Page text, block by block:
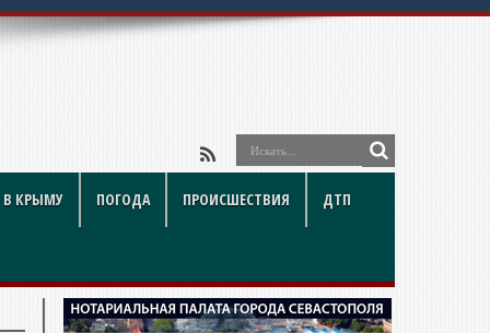
КРЫМУ ПОГОДА ПРОИСШЕСТВИЯ ДТП